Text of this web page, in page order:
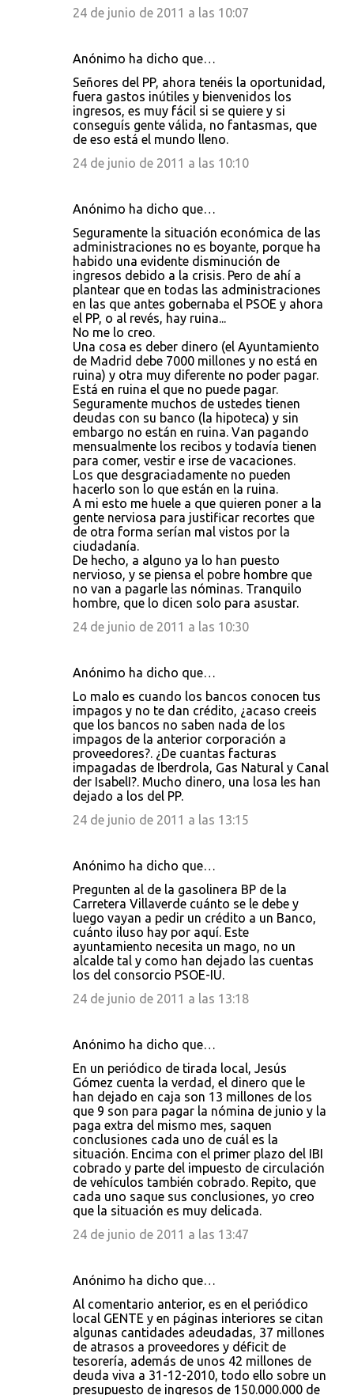
24 de junio de 2011 a las 10:07
Anónimo ha dicho que…
Señores del PP, ahora tenéis la oportunidad,
fuera gastos inútiles y bienvenidos los
ingresos, es muy fácil si se quiere y si
conseguís gente válida, no fantasmas, que
de eso está el mundo lleno.
24 de junio de 2011 a las 10:10
Anónimo ha dicho que…
Seguramente la situación económica de las
administraciones no es boyante, porque ha
habido una evidente disminución de
ingresos debido a la crisis. Pero de ahí a
plantear que en todas las administraciones
en las que antes gobernaba el PSOE y ahora
el PP, o al revés, hay ruina...
No me lo creo.
Una cosa es deber dinero (el Ayuntamiento
de Madrid debe 7000 millones y no está en
ruina) y otra muy diferente no poder pagar.
Está en ruina el que no puede pagar.
Seguramente muchos de ustedes tienen
deudas con su banco (la hipoteca) y sin
embargo no están en ruina. Van pagando
mensualmente los recibos y todavía tienen
para comer, vestir e irse de vacaciones.
Los que desgraciadamente no pueden
hacerlo son lo que están en la ruina.
A mi esto me huele a que quieren poner a la
gente nerviosa para justificar recortes que
de otra forma serían mal vistos por la
ciudadanía.
De hecho, a alguno ya lo han puesto
nervioso, y se piensa el pobre hombre que
no van a pagarle las nóminas. Tranquilo
hombre, que lo dicen solo para asustar.
24 de junio de 2011 a las 10:30
Anónimo ha dicho que…
Lo malo es cuando los bancos conocen tus
impagos y no te dan crédito, ¿acaso creeis
que los bancos no saben nada de los
impagos de la anterior corporación a
proveedores?. ¿De cuantas facturas
impagadas de Iberdrola, Gas Natural y Canal
der IsabelI?. Mucho dinero, una losa les han
dejado a los del PP.
24 de junio de 2011 a las 13:15
Anónimo ha dicho que…
Pregunten al de la gasolinera BP de la
Carretera Villaverde cuánto se le debe y
luego vayan a pedir un crédito a un Banco,
cuánto iluso hay por aquí. Este
ayuntamiento necesita un mago, no un
alcalde tal y como han dejado las cuentas
los del consorcio PSOE-IU.
24 de junio de 2011 a las 13:18
Anónimo ha dicho que…
En un periódico de tirada local, Jesús
Gómez cuenta la verdad, el dinero que le
han dejado en caja son 13 millones de los
que 9 son para pagar la nómina de junio y la
paga extra del mismo mes, saquen
conclusiones cada uno de cuál es la
situación. Encima con el primer plazo del IBI
cobrado y parte del impuesto de circulación
de vehículos también cobrado. Repito, que
cada uno saque sus conclusiones, yo creo
que la situación es muy delicada.
24 de junio de 2011 a las 13:47
Anónimo ha dicho que…
Al comentario anterior, es en el periódico
local GENTE y en páginas interiores se citan
algunas cantidades adeudadas, 37 millones
de atrasos a proveedores y déficit de
tesorería, además de unos 42 millones de
deuda viva a 31-12-2010, todo ello sobre un
presupuesto de ingresos de 150.000.000 de